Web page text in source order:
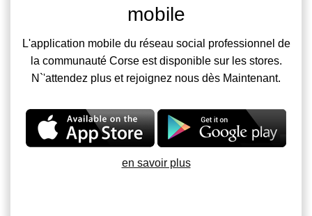
mobile
L'application mobile du réseau social professionnel de
la communauté Corse est disponible sur les stores.
N`'attendez plus et rejoignez nous dès Maintenant.
en savoir plus